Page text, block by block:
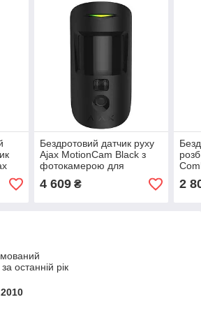
Бездротовий датчик руху
Ajax MotionCam Black з
фотокамерою для
підтвердження тривог
4 609₴ 2
останній рік